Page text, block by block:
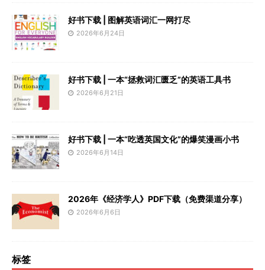
好书下载 | 图解英语词汇一网打尽
2026年6月24日
好书下载 | 一本“拯救词汇匮乏”的英语工具书
2026年6月21日
好书下载 | 一本“吃透英国文化”的爆笑漫画小书
2026年6月14日
2026年《经济学人》PDF下载（免费渠道分享）
2026年6月6日
标签